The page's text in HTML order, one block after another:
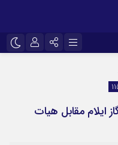
ایتا
ایلام مقابل هیات